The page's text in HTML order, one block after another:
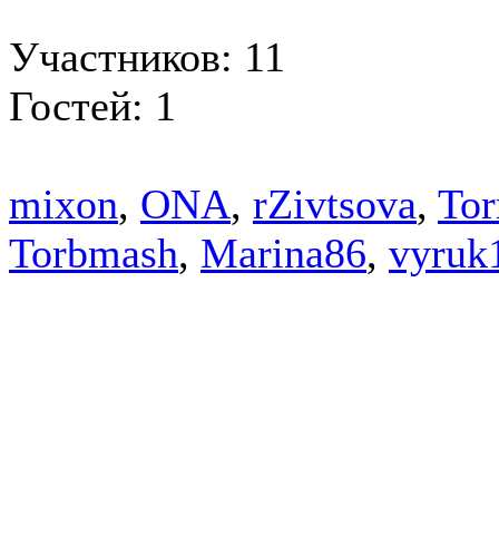
Участников: 11
Гостей: 1
mixon, ONA, rZivtsova,
Torbmash, Marina86,